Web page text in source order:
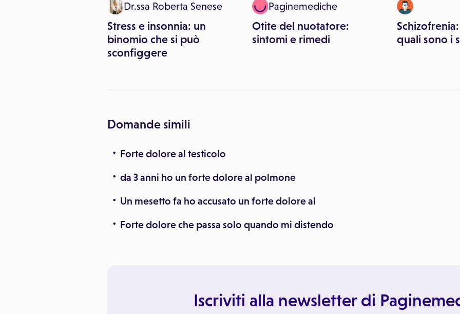
Dr.ssa Roberta Senese
Stress e insonnia: un
binomio che si può
sconfiggere
Paginemediche
Otite del nuotatore:
sintomi e rimedi
quali sono i
Domande simili
Forte dolore al testicolo
da 3 anni ho un forte dolore al polmone
Un mesetto fa ho accusato un forte dolore al
Forte dolore che passa solo quando mi distendo
Iscriviti alla newsletter di